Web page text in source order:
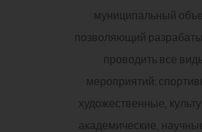
муниципальный
позволяющий
проводить все
мероприятий:
художественные,
академические, научные